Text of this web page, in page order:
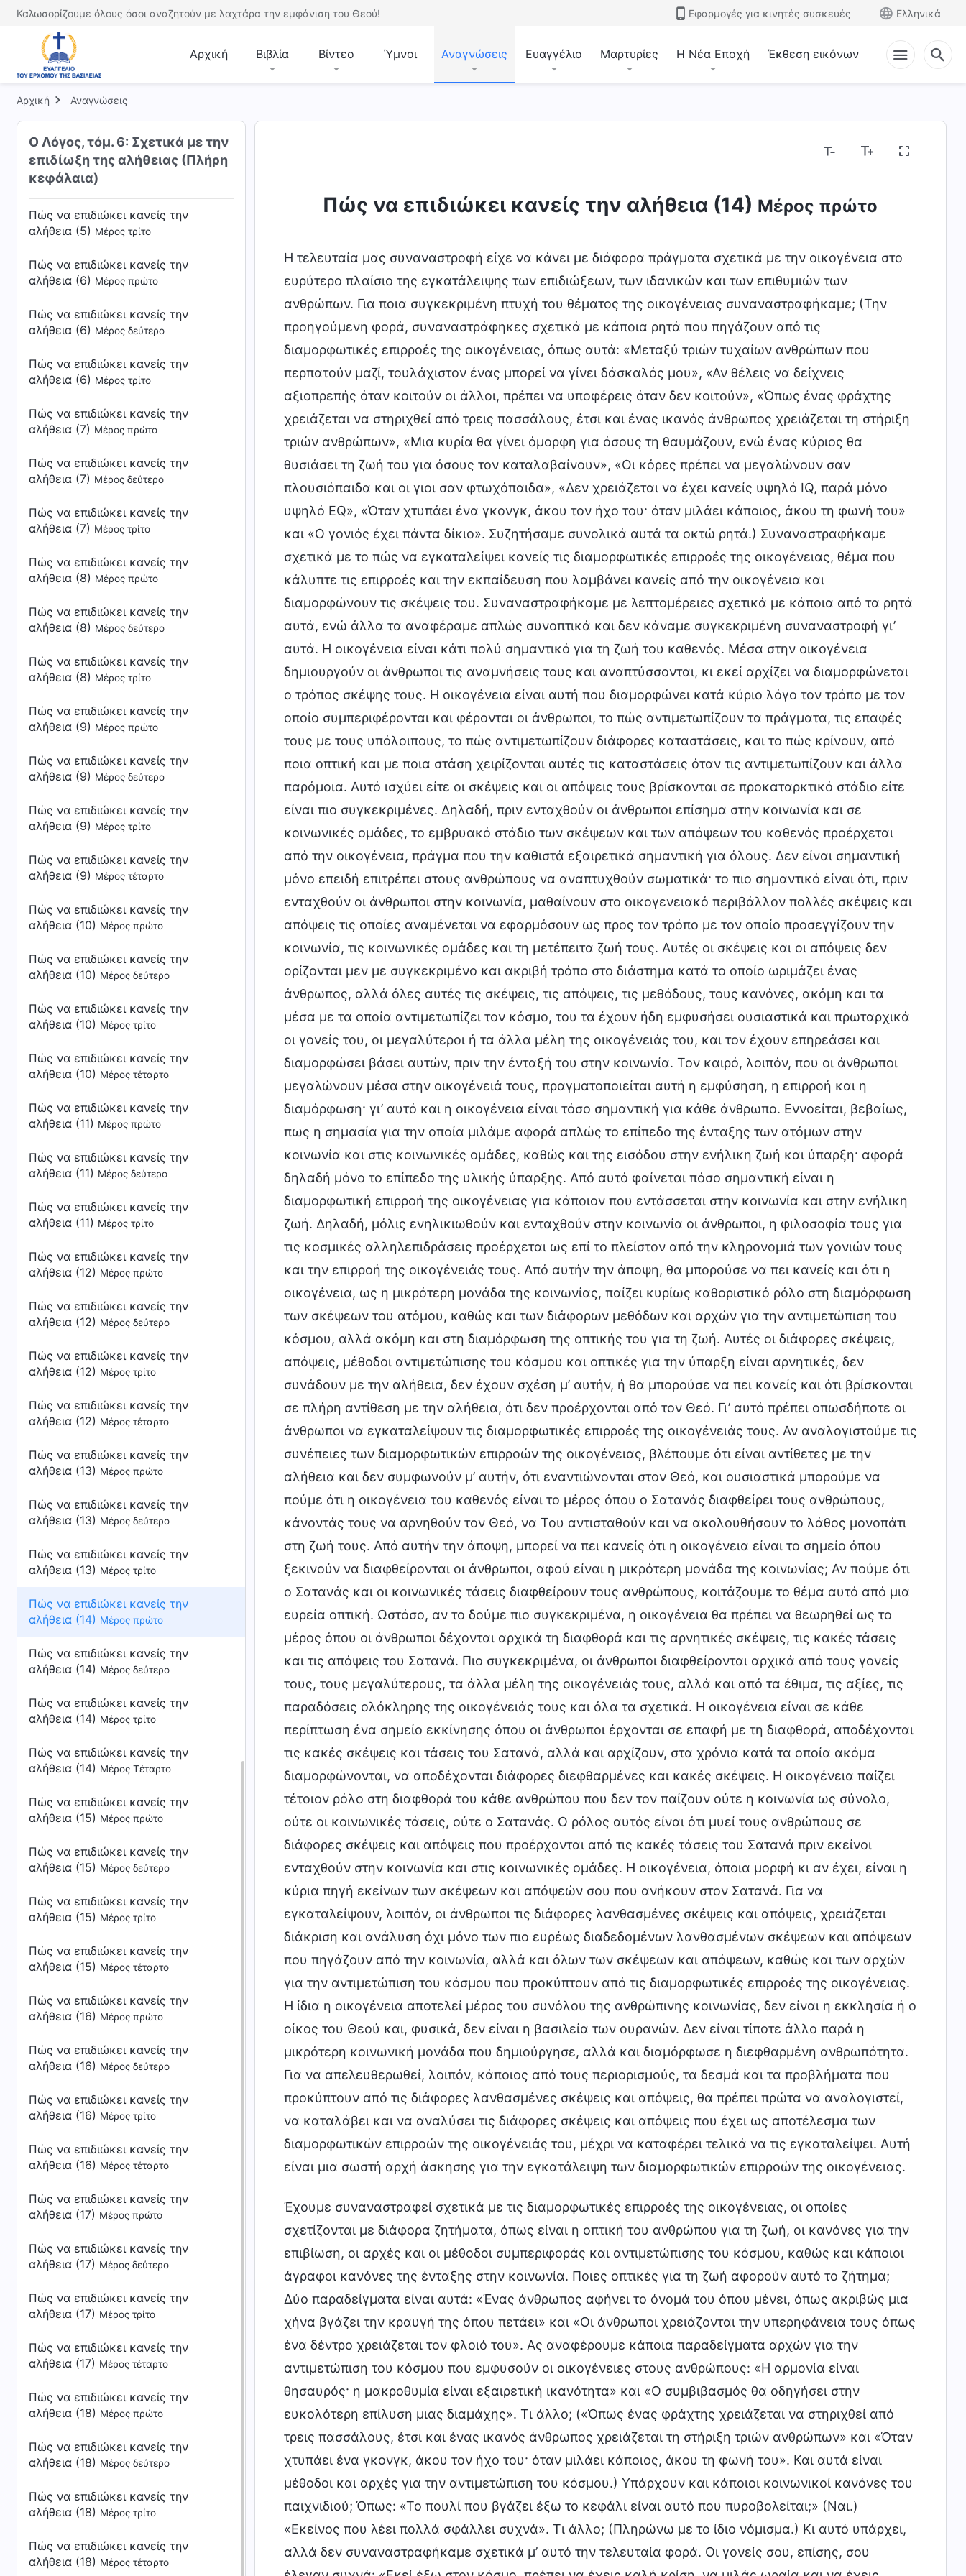
Καλωσορίζουμε όλους όσοι αναζητούν με λαχτάρα την εμφάνιση του Θεού! Εφαρμογές για κινητές συσκευές Ελληνικά
Αρχική Βιβλία Βίντεο Ύμνοι Αναγνώσεις Ευαγγέλιο Μαρτυρίες Η Νέα Εποχή Έκθεση εικόνων
Αρχική Αναγνώσεις
Ο Λόγος, τόμ. 6: Σχετικά με την
επιδίωξη της αλήθειας (Πλήρη
κεφάλαια)
Πώς να επιδιώκει κανείς την
αλήθεια (4)
Πώς να επιδιώκει κανείς την
αλήθεια (4)
Πώς να επιδιώκει κανείς την
αλήθεια (5)Μέρος δεύτερο
Πώς να επιδιώκει κανείς την
αλήθεια (5) Μέρος τρίτο
Πώς να επιδιώκει κανείς την
αλήθεια (6) Μέρος πρώτο
Πώς να επιδιώκει κανείς την
αλήθεια (6) Μέρος δεύτερο
Πώς να επιδιώκει κανείς την
αλήθεια (6) Μέρος τρίτο
Πώς να επιδιώκει κανείς την
αλήθεια (7) Μέρος πρώτο
Πώς να επιδιώκει κανείς την
αλήθεια (7) Μέρος δεύτερο
Πώς να επιδιώκει κανείς την
αλήθεια (7) Μέρος τρίτο
Πώς να επιδιώκει κανείς την
αλήθεια (8) Μέρος πρώτο
Πώς να επιδιώκει κανείς την
αλήθεια (8) Μέρος δεύτερο
Πώς να επιδιώκει κανείς την
αλήθεια (8) Μέρος τρίτο
Πώς να επιδιώκει κανείς την
αλήθεια (9) Μέρος πρώτο
Πώς να επιδιώκει κανείς την
αλήθεια (9) Μέρος δεύτερο
Πώς να επιδιώκει κανείς την
αλήθεια (9) Μέρος τρίτο
Πώς να επιδιώκει κανείς την
αλήθεια (9) Μέρος τέταρτο
Πώς να επιδιώκει κανείς την
αλήθεια (10) Μέρος πρώτο
Πώς να επιδιώκει κανείς την
αλήθεια (10) Μέρος δεύτερο
Πώς να επιδιώκει κανείς την
αλήθεια (10) Μέρος τρίτο
Πώς να επιδιώκει κανείς την
αλήθεια (10) Μέρος τέταρτο
Πώς να επιδιώκει κανείς την
αλήθεια (11) Μέρος πρώτο
Πώς να επιδιώκει κανείς την
αλήθεια (11) Μέρος δεύτερο
Πώς να επιδιώκει κανείς την
αλήθεια (11) Μέρος τρίτο
Πώς να επιδιώκει κανείς την
αλήθεια (12) Μέρος πρώτο
Πώς να επιδιώκει κανείς την
αλήθεια (12) Μέρος δεύτερο
Πώς να επιδιώκει κανείς την
αλήθεια (12) Μέρος τρίτο
Πώς να επιδιώκει κανείς την
αλήθεια (12) Μέρος τέταρτο
Πώς να επιδιώκει κανείς την
αλήθεια (13) Μέρος πρώτο
Πώς να επιδιώκει κανείς την
αλήθεια (13) Μέρος δεύτερο
Πώς να επιδιώκει κανείς την
αλήθεια (13) Μέρος τρίτο
Πώς να επιδιώκει κανείς την
αλήθεια (14) Μέρος πρώτο
Πώς να επιδιώκει κανείς την
αλήθεια (14) Μέρος δεύτερο
Πώς να επιδιώκει κανείς την
αλήθεια (14) Μέρος τρίτο
Πώς να επιδιώκει κανείς την
αλήθεια (14) Μέρος Τέταρτο
Πώς να επιδιώκει κανείς την
αλήθεια (15) Μέρος πρώτο
Πώς να επιδιώκει κανείς την
αλήθεια (15) Μέρος δεύτερο
Πώς να επιδιώκει κανείς την
αλήθεια (15) Μέρος τρίτο
Πώς να επιδιώκει κανείς την
αλήθεια (15) Μέρος τέταρτο
Πώς να επιδιώκει κανείς την
αλήθεια (16) Μέρος πρώτο
Πώς να επιδιώκει κανείς την
αλήθεια (16) Μέρος δεύτερο
Πώς να επιδιώκει κανείς την
αλήθεια (16) Μέρος τρίτο
Πώς να επιδιώκει κανείς την
αλήθεια (16) Μέρος τέταρτο
Πώς να επιδιώκει κανείς την
αλήθεια (17) Μέρος πρώτο
Πώς να επιδιώκει κανείς την
αλήθεια (17) Μέρος δεύτερο
Πώς να επιδιώκει κανείς την
αλήθεια (17) Μέρος τρίτο
Πώς να επιδιώκει κανείς την
αλήθεια (17) Μέρος τέταρτο
Πώς να επιδιώκει κανείς την
αλήθεια (18) Μέρος πρώτο
Πώς να επιδιώκει κανείς την
αλήθεια (18) Μέρος δεύτερο
Πώς να επιδιώκει κανείς την
αλήθεια (18) Μέρος τρίτο
Πώς να επιδιώκει κανείς την
αλήθεια (18) Μέρος τέταρτο
Πώς να επιδιώκει κανείς την αλήθεια (14) Μέρος πρώτο
Η τελευταία μας συναναστροφή είχε να κάνει με διάφορα πράγματα σχετικά με την οικογένεια στο
ευρύτερο πλαίσιο της εγκατάλειψης των επιδιώξεων, των ιδανικών και των επιθυμιών των
ανθρώπων. Για ποια συγκεκριμένη πτυχή του θέματος της οικογένειας συναναστραφήκαμε; (Την
προηγούμενη φορά, συναναστράφηκες σχετικά με κάποια ρητά που πηγάζουν από τις
διαμορφωτικές επιρροές της οικογένειας, όπως αυτά: «Μεταξύ τριών τυχαίων ανθρώπων που
περπατούν μαζί, τουλάχιστον ένας μπορεί να γίνει δάσκαλός μου», «Αν θέλεις να δείχνεις
αξιοπρεπής όταν κοιτούν οι άλλοι, πρέπει να υποφέρεις όταν δεν κοιτούν», «Όπως ένας φράχτης
χρειάζεται να στηριχθεί από τρεις πασσάλους, έτσι και ένας ικανός άνθρωπος χρειάζεται τη στήριξη
τριών ανθρώπων», «Μια κυρία θα γίνει όμορφη για όσους τη θαυμάζουν, ενώ ένας κύριος θα
θυσιάσει τη ζωή του για όσους τον καταλαβαίνουν», «Οι κόρες πρέπει να μεγαλώνουν σαν
πλουσιόπαιδα και οι γιοι σαν φτωχόπαιδα», «Δεν χρειάζεται να έχει κανείς υψηλό IQ, παρά μόνο
υψηλό EQ», «Όταν χτυπάει ένα γκονγκ, άκου τον ήχο του· όταν μιλάει κάποιος, άκου τη φωνή του»
και «Ο γονιός έχει πάντα δίκιο». Συζητήσαμε συνολικά αυτά τα οκτώ ρητά.) Συναναστραφήκαμε
σχετικά με το πώς να εγκαταλείψει κανείς τις διαμορφωτικές επιρροές της οικογένειας, θέμα που
κάλυπτε τις επιρροές και την εκπαίδευση που λαμβάνει κανείς από την οικογένεια και
διαμορφώνουν τις σκέψεις του. Συναναστραφήκαμε με λεπτομέρειες σχετικά με κάποια από τα ρητά
αυτά, ενώ άλλα τα αναφέραμε απλώς συνοπτικά και δεν κάναμε συγκεκριμένη συναναστροφή γι’
αυτά. Η οικογένεια είναι κάτι πολύ σημαντικό για τη ζωή του καθενός. Μέσα στην οικογένεια
δημιουργούν οι άνθρωποι τις αναμνήσεις τους και αναπτύσσονται, κι εκεί αρχίζει να διαμορφώνεται
ο τρόπος σκέψης τους. Η οικογένεια είναι αυτή που διαμορφώνει κατά κύριο λόγο τον τρόπο με τον
οποίο συμπεριφέρονται και φέρονται οι άνθρωποι, το πώς αντιμετωπίζουν τα πράγματα, τις επαφές
τους με τους υπόλοιπους, το πώς αντιμετωπίζουν διάφορες καταστάσεις, και το πώς κρίνουν, από
ποια οπτική και με ποια στάση χειρίζονται αυτές τις καταστάσεις όταν τις αντιμετωπίζουν και άλλα
παρόμοια. Αυτό ισχύει είτε οι σκέψεις και οι απόψεις τους βρίσκονται σε προκαταρκτικό στάδιο είτε
είναι πιο συγκεκριμένες. Δηλαδή, πριν ενταχθούν οι άνθρωποι επίσημα στην κοινωνία και σε
κοινωνικές ομάδες, το εμβρυακό στάδιο των σκέψεων και των απόψεων του καθενός προέρχεται
από την οικογένεια, πράγμα που την καθιστά εξαιρετικά σημαντική για όλους. Δεν είναι σημαντική
μόνο επειδή επιτρέπει στους ανθρώπους να αναπτυχθούν σωματικά· το πιο σημαντικό είναι ότι, πριν
ενταχθούν οι άνθρωποι στην κοινωνία, μαθαίνουν στο οικογενειακό περιβάλλον πολλές σκέψεις και
απόψεις τις οποίες αναμένεται να εφαρμόσουν ως προς τον τρόπο με τον οποίο προσεγγίζουν την
κοινωνία, τις κοινωνικές ομάδες και τη μετέπειτα ζωή τους. Αυτές οι σκέψεις και οι απόψεις δεν
ορίζονται μεν με συγκεκριμένο και ακριβή τρόπο στο διάστημα κατά το οποίο ωριμάζει ένας
άνθρωπος, αλλά όλες αυτές τις σκέψεις, τις απόψεις, τις μεθόδους, τους κανόνες, ακόμη και τα
μέσα με τα οποία αντιμετωπίζει τον κόσμο, του τα έχουν ήδη εμφυσήσει ουσιαστικά και πρωταρχικά
οι γονείς του, οι μεγαλύτεροι ή τα άλλα μέλη της οικογένειάς του, και τον έχουν επηρεάσει και
διαμορφώσει βάσει αυτών, πριν την ένταξή του στην κοινωνία. Τον καιρό, λοιπόν, που οι άνθρωποι
μεγαλώνουν μέσα στην οικογένειά τους, πραγματοποιείται αυτή η εμφύσηση, η επιρροή και η
διαμόρφωση· γι’ αυτό και η οικογένεια είναι τόσο σημαντική για κάθε άνθρωπο. Εννοείται, βεβαίως,
πως η σημασία για την οποία μιλάμε αφορά απλώς το επίπεδο της ένταξης των ατόμων στην
κοινωνία και στις κοινωνικές ομάδες, καθώς και της εισόδου στην ενήλικη ζωή και ύπαρξη· αφορά
δηλαδή μόνο το επίπεδο της υλικής ύπαρξης. Από αυτό φαίνεται πόσο σημαντική είναι η
διαμορφωτική επιρροή της οικογένειας για κάποιον που εντάσσεται στην κοινωνία και στην ενήλικη
ζωή. Δηλαδή, μόλις ενηλικιωθούν και ενταχθούν στην κοινωνία οι άνθρωποι, η φιλοσοφία τους για
τις κοσμικές αλληλεπιδράσεις προέρχεται ως επί το πλείστον από την κληρονομιά των γονιών τους
και την επιρροή της οικογένειάς τους. Από αυτήν την άποψη, θα μπορούσε να πει κανείς και ότι η
οικογένεια, ως η μικρότερη μονάδα της κοινωνίας, παίζει κυρίως καθοριστικό ρόλο στη διαμόρφωση
των σκέψεων του ατόμου, καθώς και των διάφορων μεθόδων και αρχών για την αντιμετώπιση του
κόσμου, αλλά ακόμη και στη διαμόρφωση της οπτικής του για τη ζωή. Αυτές οι διάφορες σκέψεις,
απόψεις, μέθοδοι αντιμετώπισης του κόσμου και οπτικές για την ύπαρξη είναι αρνητικές, δεν
συνάδουν με την αλήθεια, δεν έχουν σχέση μ’ αυτήν, ή θα μπορούσε να πει κανείς και ότι βρίσκονται
σε πλήρη αντίθεση με την αλήθεια, ότι δεν προέρχονται από τον Θεό. Γι’ αυτό πρέπει οπωσδήποτε οι
άνθρωποι να εγκαταλείψουν τις διαμορφωτικές επιρροές της οικογένειάς τους. Αν αναλογιστούμε τις
συνέπειες των διαμορφωτικών επιρροών της οικογένειας, βλέπουμε ότι είναι αντίθετες με την
αλήθεια και δεν συμφωνούν μ’ αυτήν, ότι εναντιώνονται στον Θεό, και ουσιαστικά μπορούμε να
πούμε ότι η οικογένεια του καθενός είναι το μέρος όπου ο Σατανάς διαφθείρει τους ανθρώπους,
κάνοντάς τους να αρνηθούν τον Θεό, να Του αντισταθούν και να ακολουθήσουν το λάθος μονοπάτι
στη ζωή τους. Από αυτήν την άποψη, μπορεί να πει κανείς ότι η οικογένεια είναι το σημείο όπου
ξεκινούν να διαφθείρονται οι άνθρωποι, αφού είναι η μικρότερη μονάδα της κοινωνίας; Αν πούμε ότι
ο Σατανάς και οι κοινωνικές τάσεις διαφθείρουν τους ανθρώπους, κοιτάζουμε το θέμα αυτό από μια
ευρεία οπτική. Ωστόσο, αν το δούμε πιο συγκεκριμένα, η οικογένεια θα πρέπει να θεωρηθεί ως το
μέρος όπου οι άνθρωποι δέχονται αρχικά τη διαφθορά και τις αρνητικές σκέψεις, τις κακές τάσεις
και τις απόψεις του Σατανά. Πιο συγκεκριμένα, οι άνθρωποι διαφθείρονται αρχικά από τους γονείς
τους, τους μεγαλύτερους, τα άλλα μέλη της οικογένειάς τους, αλλά και από τα έθιμα, τις αξίες, τις
παραδόσεις ολόκληρης της οικογένειάς τους και όλα τα σχετικά. Η οικογένεια είναι σε κάθε
περίπτωση ένα σημείο εκκίνησης όπου οι άνθρωποι έρχονται σε επαφή με τη διαφθορά, αποδέχονται
τις κακές σκέψεις και τάσεις του Σατανά, αλλά και αρχίζουν, στα χρόνια κατά τα οποία ακόμα
διαμορφώνονται, να αποδέχονται διάφορες διεφθαρμένες και κακές σκέψεις. Η οικογένεια παίζει
τέτοιον ρόλο στη διαφθορά του κάθε ανθρώπου που δεν τον παίζουν ούτε η κοινωνία ως σύνολο,
ούτε οι κοινωνικές τάσεις, ούτε ο Σατανάς. Ο ρόλος αυτός είναι ότι μυεί τους ανθρώπους σε
διάφορες σκέψεις και απόψεις που προέρχονται από τις κακές τάσεις του Σατανά πριν εκείνοι
ενταχθούν στην κοινωνία και στις κοινωνικές ομάδες. Η οικογένεια, όποια μορφή κι αν έχει, είναι η
κύρια πηγή εκείνων των σκέψεων και απόψεών σου που ανήκουν στον Σατανά. Για να
εγκαταλείψουν, λοιπόν, οι άνθρωποι τις διάφορες λανθασμένες σκέψεις και απόψεις, χρειάζεται
διάκριση και ανάλυση όχι μόνο των πιο ευρέως διαδεδομένων λανθασμένων σκέψεων και απόψεων
που πηγάζουν από την κοινωνία, αλλά και όλων των σκέψεων και απόψεων, καθώς και των αρχών
για την αντιμετώπιση του κόσμου που προκύπτουν από τις διαμορφωτικές επιρροές της οικογένειας.
Η ίδια η οικογένεια αποτελεί μέρος του συνόλου της ανθρώπινης κοινωνίας, δεν είναι η εκκλησία ή ο
οίκος του Θεού και, φυσικά, δεν είναι η βασιλεία των ουρανών. Δεν είναι τίποτε άλλο παρά η
μικρότερη κοινωνική μονάδα που δημιούργησε, αλλά και διαμόρφωσε η διεφθαρμένη ανθρωπότητα.
Για να απελευθερωθεί, λοιπόν, κάποιος από τους περιορισμούς, τα δεσμά και τα προβλήματα που
προκύπτουν από τις διάφορες λανθασμένες σκέψεις και απόψεις, θα πρέπει πρώτα να αναλογιστεί,
να καταλάβει και να αναλύσει τις διάφορες σκέψεις και απόψεις που έχει ως αποτέλεσμα των
διαμορφωτικών επιρροών της οικογένειάς του, μέχρι να καταφέρει τελικά να τις εγκαταλείψει. Αυτή
είναι μια σωστή αρχή άσκησης για την εγκατάλειψη των διαμορφωτικών επιρροών της οικογένειας.
Έχουμε συναναστραφεί σχετικά με τις διαμορφωτικές επιρροές της οικογένειας, οι οποίες
σχετίζονται με διάφορα ζητήματα, όπως είναι η οπτική του ανθρώπου για τη ζωή, οι κανόνες για την
επιβίωση, οι αρχές και οι μέθοδοι συμπεριφοράς και αντιμετώπισης του κόσμου, καθώς και κάποιοι
άγραφοι κανόνες της ένταξης στην κοινωνία. Ποιες οπτικές για τη ζωή αφορούν αυτό το ζήτημα;
Δύο παραδείγματα είναι αυτά: «Ένας άνθρωπος αφήνει το όνομά του όπου μένει, όπως ακριβώς μια
χήνα βγάζει την κραυγή της όπου πετάει» και «Οι άνθρωποι χρειάζονται την υπερηφάνεια τους όπως
ένα δέντρο χρειάζεται τον φλοιό του». Ας αναφέρουμε κάποια παραδείγματα αρχών για την
αντιμετώπιση του κόσμου που εμφυσούν οι οικογένειες στους ανθρώπους: «Η αρμονία είναι
θησαυρός· η μακροθυμία είναι εξαιρετική ικανότητα» και «Ο συμβιβασμός θα οδηγήσει στην
ευκολότερη επίλυση μιας διαμάχης». Τι άλλο; («Όπως ένας φράχτης χρειάζεται να στηριχθεί από
τρεις πασσάλους, έτσι και ένας ικανός άνθρωπος χρειάζεται τη στήριξη τριών ανθρώπων» και «Όταν
χτυπάει ένα γκονγκ, άκου τον ήχο του· όταν μιλάει κάποιος, άκου τη φωνή του». Και αυτά είναι
μέθοδοι και αρχές για την αντιμετώπιση του κόσμου.) Υπάρχουν και κάποιοι κοινωνικοί κανόνες του
παιχνιδιού; Όπως: «Το πουλί που βγάζει έξω το κεφάλι είναι αυτό που πυροβολείται;» (Ναι.)
«Εκείνος που λέει πολλά σφάλλει συχνά». Τι άλλο; (Πληρώνω με το ίδιο νόμισμα.) Κι αυτό υπάρχει,
αλλά δεν συναναστραφήκαμε σχετικά μ’ αυτό την τελευταία φορά. Οι γονείς σου, επίσης, σου